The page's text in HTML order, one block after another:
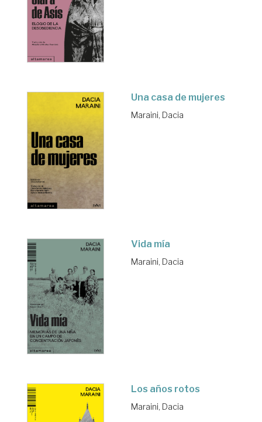
Una casa de mujeres
Maraini, Dacia
Vida mía
Maraini, Dacia
Los años rotos
Maraini, Dacia